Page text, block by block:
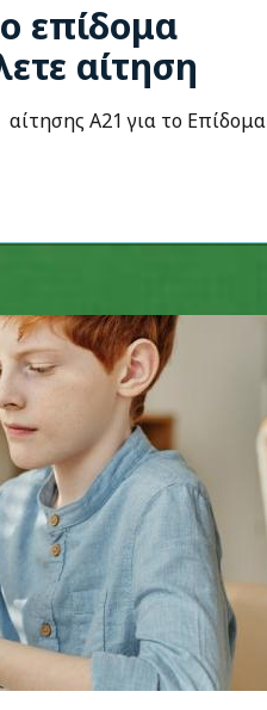
επίδομα
αίτηση
Α21 για το Επίδομα